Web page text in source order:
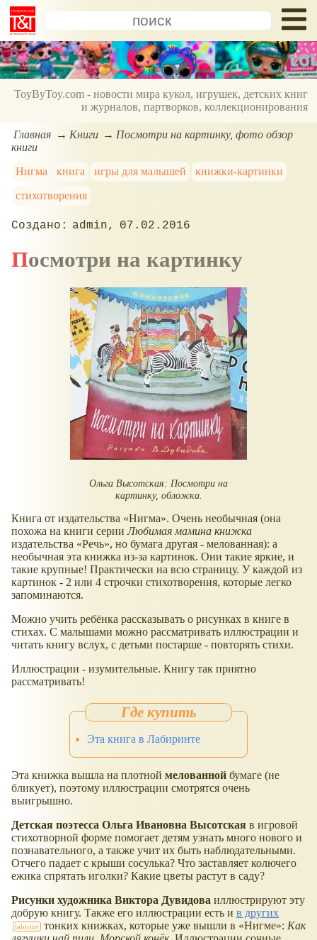
ToyByToy.com - новости мира кукол, игрушек, детских книг
и журналов, партворков, коллекционирования
Главная Книги
Посмотри на картинку, фото обзор
книги
Нигма
книга игры для малышей
книжки-картинки
стихотворения
admin 07.02.2016
Посмотри на картинку
Ольга Высотская: Посмотри на
картинку, обложка.
Книга от издательства Нигма . Очень необычная (она
похожа на книги серииЛюбимая мамина книжка
издательства
Речь , но бумага другая - мелованная): а
необычная эта книжка из-за картинок. Они такие яркие, и
такие крупные! Практически на всю страницу. У каждой из
картинок - 2 или 4 строчки стихотворения, которые легко
запоминаются.
Можно учить ребёнка рассказывать о рисунках в книге в
стихах. С малышами можно рассматривать иллюстрации и
читать книгу вслух, с детьми постарше - повторять стихи.
Иллюстрации - изумительные. Книгу так приятно
рассматривать!
Эта книга в Лабиринте
Эта книжка вышла на плотной мелованной бумаге (не
бликует), поэтому иллюстрации смотрятся очень
выигрышно.
Детская поэтесса Ольга Ивановна Высотская в игровой
стихотворной форме помогает детям узнать много нового и
познавательного, а также учит их быть наблюдательными.
Отчего падает с крыши сосулька? Что заставляет колючего
ежика спрятать иголки? Какие цветы растут в саду?
Рисунки художника Виктора Дувидова иллюстрируют эту
добрую книгу. Также его иллюстрации есть и в других
тонких книжках, которые уже вышли в
Нигме : Как